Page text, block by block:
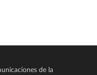
de la